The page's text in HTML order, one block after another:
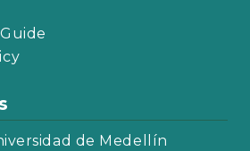
de Medellín